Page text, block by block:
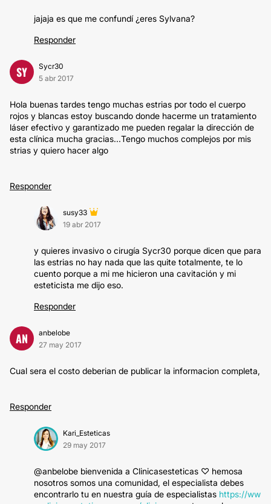
jajaja es que me confundí ¿eres Sylvana?
Responder
SY
Sycr30
5 abr 2017
Hola buenas tardes tengo muchas estrias por todo el cuerpo
rojos y blancas estoy buscando donde hacerme un tratamiento
láser efectivo y garantizado me pueden regalar la dirección de
esta clínica mucha gracias...Tengo muchos​ complejos por mis
strias y quiero hacer algo
Responder
susy33
19 abr 2017
y quieres invasivo o cirugía Sycr30 porque dicen que para
las estrias no hay nada que las quite totalmente, te lo
cuento porque a mi me hicieron una cavitación y mi
esteticista me dijo eso.
Responder
AN
anbelobe
27 may 2017
Cual sera el costo deberian de publicar la informacion completa,
Responder
Kari_Esteticas
29 may 2017
@anbelobe bienvenida a Clinicasesteticas ♡ hemosa
nosotros somos una comunidad, el especialista debes
encontrarlo tu en nuestra guía de especialistas https://ww